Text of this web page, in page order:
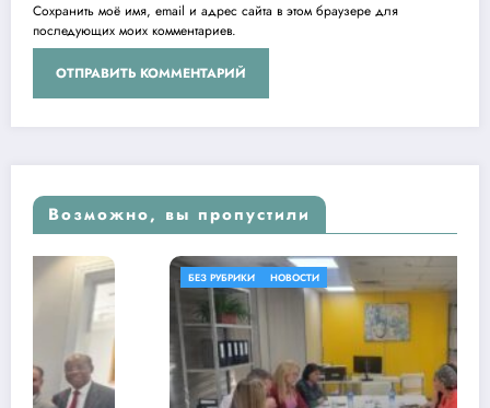
Сохранить моё имя, email и адрес сайта в этом браузере для
последующих моих комментариев.
Возможно, вы пропустили
БЕЗ РУБРИКИ НОВОСТИ